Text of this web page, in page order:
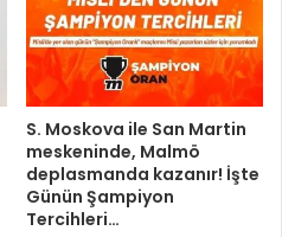
S. Moskova ile San Martin
meskeninde, Malmö
deplasmanda kazanır! İşte
Günün Şampiyon
Tercihleri…